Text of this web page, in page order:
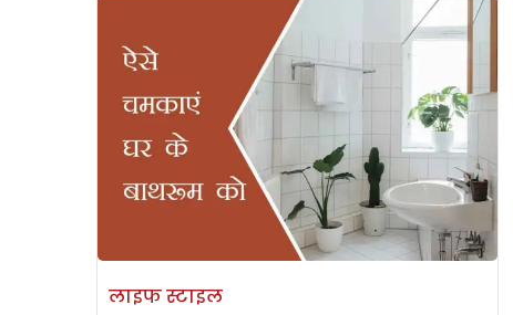
लाइफ स्टाइल